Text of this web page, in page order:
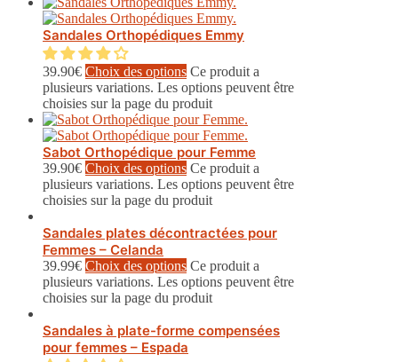
Sandales Orthopédiques Emmy
39.90€ Choix des options Ce produit a
plusieurs variations. Les options peuvent être
choisies sur la page du produit
Sabot Orthopédique pour Femme
39.90€ Choix des options Ce produit a
plusieurs variations. Les options peuvent être
choisies sur la page du produit
Sandales plates décontractées pour
Femmes – Celanda
39.99€ Choix des options Ce produit a
plusieurs variations. Les options peuvent être
choisies sur la page du produit
Sandales à plate-forme compensées
pour femmes – Espada